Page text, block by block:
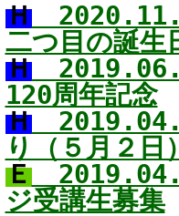
Ｈ
二つ目の誕生
Ｈ
120周年記念
Ｈ
り（５月２日
Ｅ
ジ受講生募集